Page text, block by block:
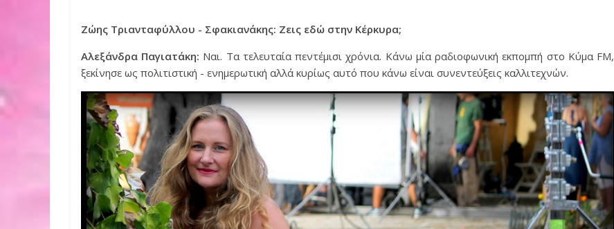
Ζώης Τριανταφύλλου - Σφακιανάκης: Ζεις εδώ στην Κέρκυρα;
Αλεξάνδρα Παγιατάκη: Ναι. Τα τελευταία πεντέμισι χρόνια. Κάνω μία ραδιοφωνική εκπομπή στο Κύμα FM,
ξεκίνησε ως πολιτιστική - ενημερωτική αλλά κυρίως αυτό που κάνω είναι συνεντεύξεις καλλιτεχνών.